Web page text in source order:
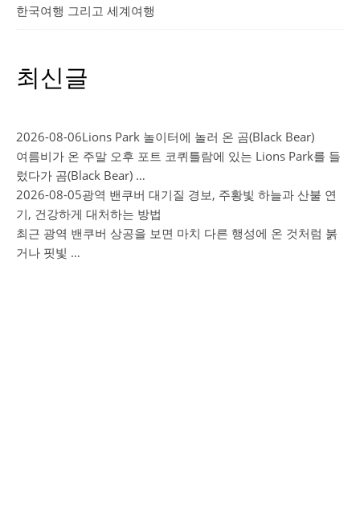
한국여행 그리고 세계여행
최신글
2026-08-06Lions Park 놀이터에 놀러 온 곰(Black Bear)
여름비가 온 주말 오후 포트 코퀴틀람에 있는 Lions Park를 들
렀다가 곰(Black Bear) …
2026-08-05광역 밴쿠버 대기질 경보, 주황빛 하늘과 산불 연
기, 건강하게 대처하는 방법
최근 광역 밴쿠버 상공을 보면 마치 다른 행성에 온 것처럼 붉
거나 핏빛 …